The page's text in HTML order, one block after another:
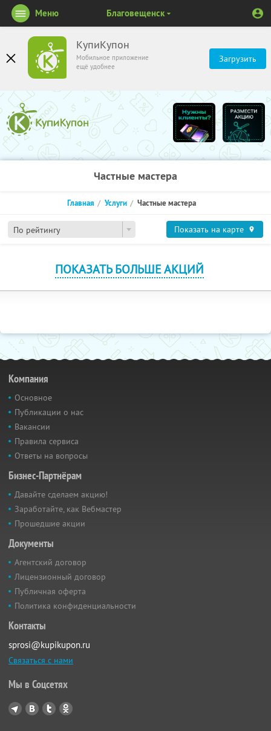
КупиКупон
Мобильное приложение
ещё удобнее
Загрузить
Меню Благовещенск
Частные мастера
По рейтингу
Главная Услуги Частные мастера
Показать на карте
ПОКАЗАТЬ БОЛЬШЕ АКЦИЙ
Компания
Основное
Публикации о нас
Вакансии
Правила сервиса
Ответы на вопросы
Бизнес-Партнёрам
Давайте сделаем акцию!
Заработайте, как Вебмастер
Прошедшие акции
Документы
Агентский договор
Лицензионный договор
Публичная оферта
Политика конфиденциальности
Контакты
sprosi@kupikupon.ru
Связаться с нами
Мы в Соцсетях